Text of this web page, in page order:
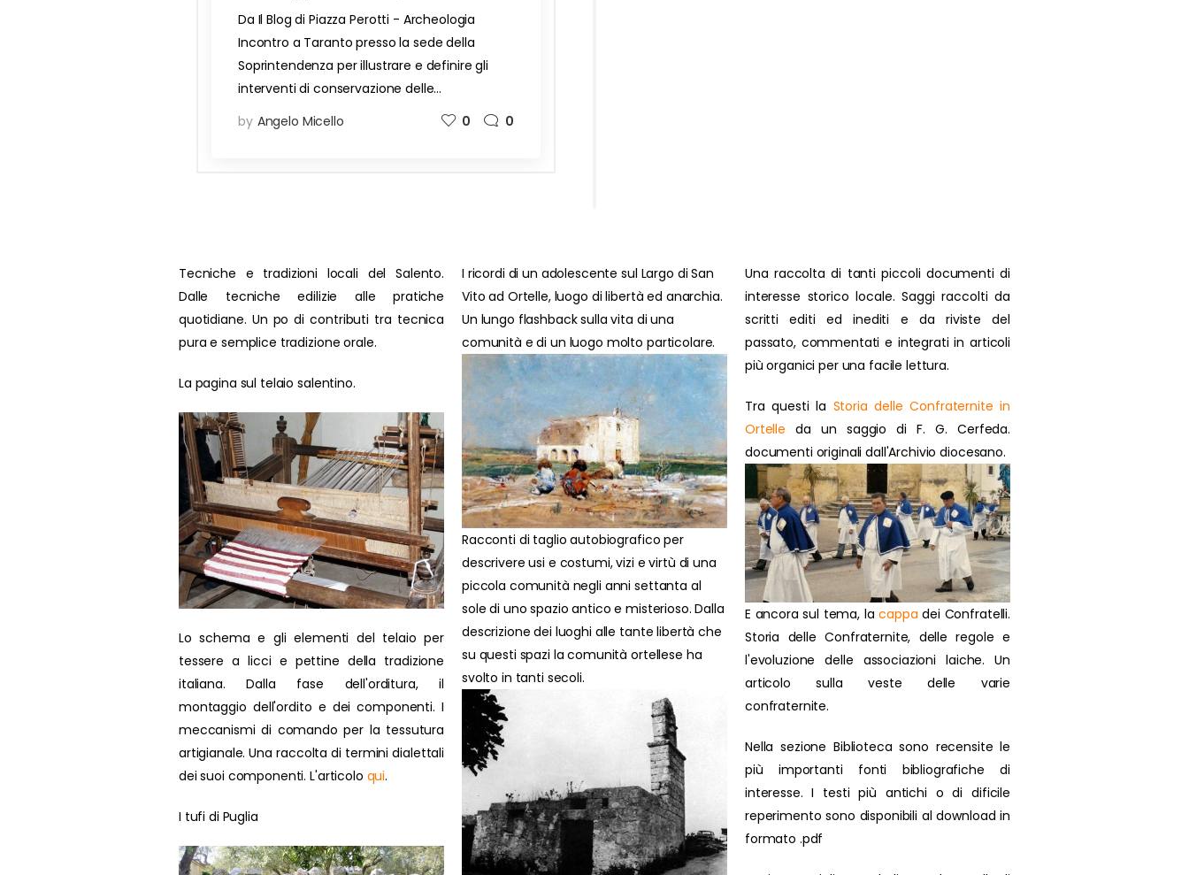
Da Il Blog di Piazza Perotti - Archeologia
Incontro a Taranto presso la sede della
Soprintendenza per illustrare e definire gli
interventi di conservazione delle…
by Angelo Micello 0 0
Tecniche e tradizioni locali del Salento.
Dalle tecniche edilizie alle pratiche
quotidiane. Un po di contributi tra tecnica
pura e semplice tradizione orale.
La pagina sul telaio salentino.
Lo schema e gli elementi del telaio per
tessere a licci e pettine della tradizione
italiana. Dalla fase dell'orditura, il
montaggio dell'ordito e dei componenti. I
meccanismi di comando per la tessutura
artigianale. Una raccolta di termini dialettali
dei suoi componenti. L'articolo qui.
I tufi di Puglia
I ricordi di un adolescente sul Largo di San
Vito ad Ortelle, luogo di libertà ed anarchia.
Un lungo flashback sulla vita di una
comunità e di un luogo molto particolare.
Racconti di taglio autobiografico per
descrivere usi e costumi, vizi e virtù di una
piccola comunità negli anni settanta al
sole di uno spazio antico e misterioso. Dalla
descrizione dei luoghi alle tante libertà che
su questi spazi la comunità ortellese ha
svolto in tanti secoli.
Una raccolta di tanti piccoli documenti di
interesse storico locale. Saggi raccolti da
scritti editi ed inediti e da riviste del
passato, commentati e integrati in articoli
più organici per una facile lettura.
Tra questi la Storia delle Confraternite in
Ortelle da un saggio di F. G. Cerfeda.
documenti originali dall'Archivio diocesano.
E ancora sul tema, lacappa dei Confratelli.
Storia delle Confraternite, delle regole e
l'evoluzione delle associazioni laiche. Un
articolo sulla veste delle varie
confraternite.
Nella sezione Biblioteca sono recensite le
più importanti fonti bibliografiche di
interesse. I testi più antichi o di dificile
reperimento sono disponibili al download in
formato .pdf